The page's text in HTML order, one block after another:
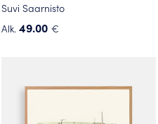
Suvi Saarnisto
Alk. 49.00 €
useampi